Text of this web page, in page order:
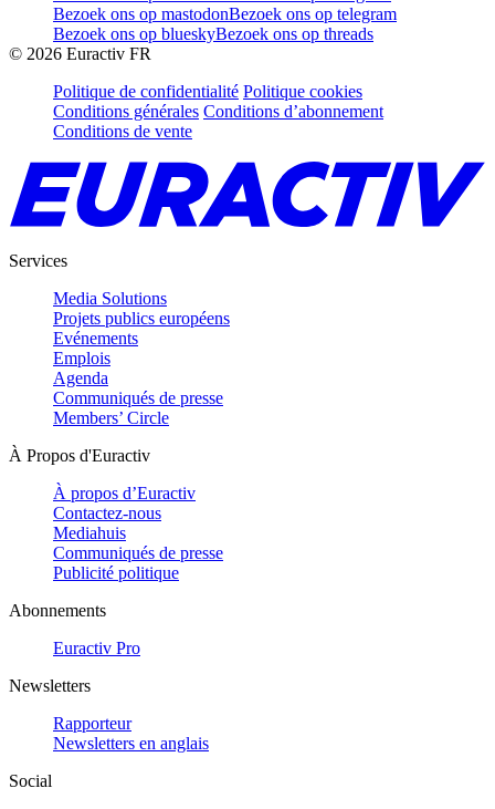
Bezoek ons op mastodonBezoek ons op telegram
Bezoek ons op blueskyBezoek ons op threads
© 2026 Euractiv FR
Politique de confidentialité Politique cookies
Conditions générales Conditions d’abonnement
Conditions de vente
Services
Media Solutions
Projets publics européens
Evénements
Emplois
Agenda
Communiqués de presse
Members’ Circle
À Propos d'Euractiv
À propos d’Euractiv
Contactez-nous
Mediahuis
Communiqués de presse
Publicité politique
Abonnements
Euractiv Pro
Newsletters
Rapporteur
Newsletters en anglais
Social